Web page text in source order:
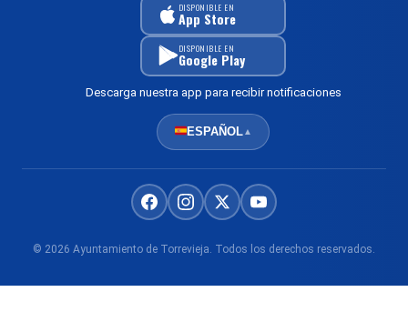
DISPONIBLE EN
App Store
DISPONIBLE EN
Google Play
Descarga nuestra app para recibir notificaciones
ESPAÑOL▲
© 2026 Ayuntamiento de Torrevieja. Todos los derechos reservados.